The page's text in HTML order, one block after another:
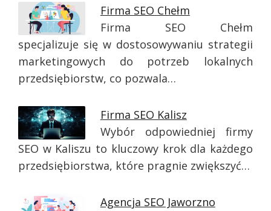
Firma SEO Chełm
Firma SEO Chełm
specjalizuje się w dostosowywaniu strategii
marketingowych do potrzeb lokalnych
przedsiębiorstw, co pozwala…
Firma SEO Kalisz
Wybór odpowiedniej firmy
SEO w Kaliszu to kluczowy krok dla każdego
przedsiębiorstwa, które pragnie zwiększyć…
Agencja SEO Jaworzno